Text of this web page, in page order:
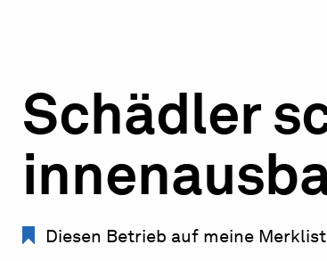
Schädler
Diesen Betrieb auf meine